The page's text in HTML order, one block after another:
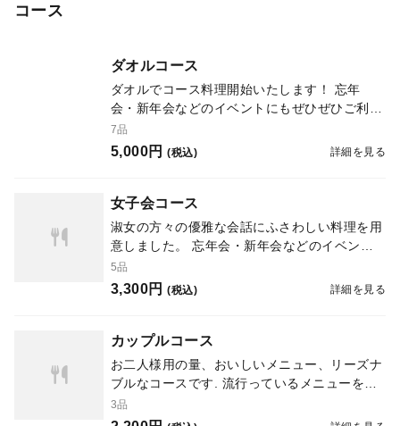
コース
ダオルコース
ダオルでコース料理開始いたします！ 忘年
会・新年会などのイベントにもぜひぜひご利用
ください。 ご予約は4名様〜承っております。
※貸切ご希望の場合、24名様以上(最大28名様
7品
5,000円 (税込) 詳細を見る
女子会コース
淑女の方々の優雅な会話にふさわしい料理を用
意しました。 忘年会・新年会などのイベント
にもぜひぜひご利用ください。 ご予約は4名
様〜承っております。 ※貸切ご希望の場合、
5品
3,300円 (税込) 詳細を見る
カップルコース
お二人様用の量、おいしいメニュー、リーズナ
ブルなコースです. 流行っているメニューをお
得な値段で楽しめます。 カップルや友達同士
にオススメコースです。
3品